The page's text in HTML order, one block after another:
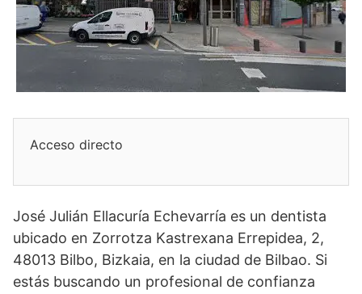
Acceso directo
José Julián Ellacuría Echevarría es un dentista
ubicado en Zorrotza Kastrexana Errepidea, 2,
48013 Bilbo, Bizkaia, en la ciudad de Bilbao. Si
estás buscando un profesional de confianza